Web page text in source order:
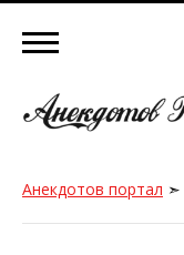
Анекдотов портал ➣